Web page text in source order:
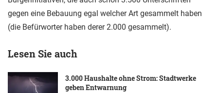
gegen eine Bebauung egal welcher Art gesammelt haben
(die Befürworter haben derer 2.000 gesammelt).
Lesen Sie auch
3.000 Haushalte ohne Strom: Stadtwerke
geben Entwarnung